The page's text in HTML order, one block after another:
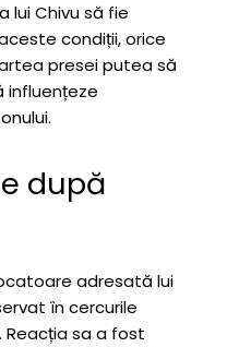
lui Chivu să fie
condiții, orice
presei putea să
influențeze
după
adresată lui
în cercurile
sa a fost